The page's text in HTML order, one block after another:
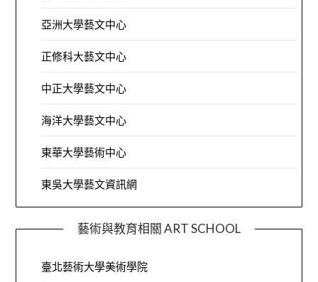
亞洲大學藝文中心
正修科大藝文中心
中正大學藝文中心
海洋大學藝文中心
東華大學藝術中心
東吳大學藝文資訊網
藝術與教育相關 ART SCHOOL
臺北藝術大學美術學院